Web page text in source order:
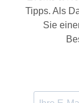
Tipps. Als
Sie